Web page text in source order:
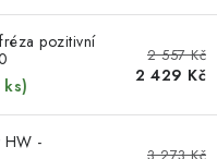
pozitivní
ks)
2 557 Kč
2 429 Kč
HW -
3 273 Kč